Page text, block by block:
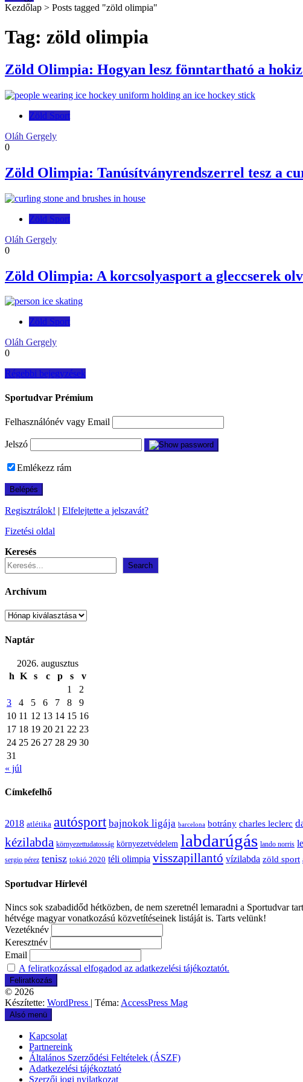
Kezdőlap > Posts tagged "zöld olimpia"
Tag: zöld olimpia
Zöld Olimpia: Hogyan lesz fönntartható a
Zöld Sport
Oláh Gergely
0
Zöld Olimpia: Tanúsítványrendszerrel tesz a
Zöld Sport
Oláh Gergely
0
Zöld Olimpia: A korcsolyasport a gleccserek
Zöld Sport
Oláh Gergely
0
Bejegyzés
navigáció
Régebbi bejegyzések
Sportudvar Prémium
Felhasználónév vagy Email
Jelszó
Emlékezz rám
Regisztrálok! | Elfelejtette a jelszavát?
Fizetési oldal
Keresés
Search
Archívum
Archívum
Naptár
2026. augusztus
h K s c p s
v
1
2
3
4 5 6 7 8
9
10 11 12 13 14 15 16
17 18 19 20 21 22 23
24 25 26 27 28 29 30
31
« júl
Címkefelhő
2018 atlétika autósport bajnokok ligája barcelona botrány charles leclerc
kézilabda környezettudatosság környezetvédelem labdarúgás lando norris
sergio pérez tenisz tokió 2020 téli olimpia visszapillantó vízilabda zöld sport
Sportudvar Hírlevél
Nincs sok szabadidőd hétközben, de nem szeretnél lemaradni a Sportudvar
hétvége magyar vonatkozású közvetítéseinek listáját is. Tarts velünk!
Vezetéknév
Keresztnév
Email
A feliratkozással elfogadod az adatkezelési tájékoztatót.
© 2026
Készítette: WordPress | Téma: AccessPress Mag
Alsó menü
Kapcsolat
Partnereink
Általános Szerződési Feltételek (ÁSZF)
Adatkezelési tájékoztató
Szerzői jogi nyilatkozat